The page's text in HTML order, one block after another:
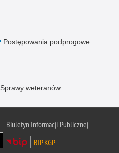
Postępowania podprogowe
Sprawy weteranów
Biuletyn Informacji Publicznej
BIP KGP